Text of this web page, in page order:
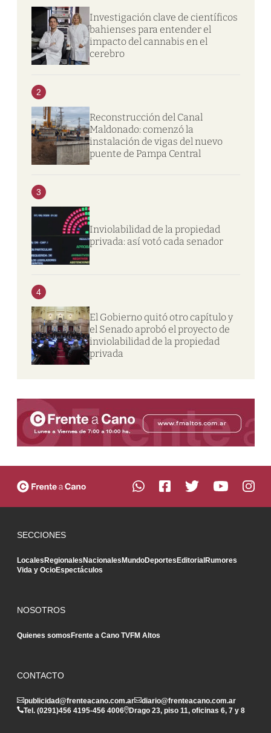
Investigación clave de científicos
bahienses para entender el
impacto del cannabis en el
cerebro
2
Reconstrucción del Canal
Maldonado: comenzó la
instalación de vigas del nuevo
puente de Pampa Central
3
Inviolabilidad de la propiedad
privada: así votó cada senador
4
El Gobierno quitó otro capítulo y
el Senado aprobó el proyecto de
inviolabilidad de la propiedad
privada
SECCIONES
LocalesRegionalesNacionalesMundoDeportesEditorialRumores
Vida y OcioEspectáculos
NOSOTROS
Quienes somosFrente a Cano TVFM Altos
CONTACTO
publicidad@frenteacano.com.ar
diario@frenteacano.com.ar
Tel. (0291)456 4195-456 4006 Drago 23, piso 11, oficinas 6, 7 y 8